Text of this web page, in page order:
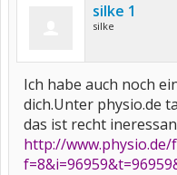
silke 1
silke
Ich habe auch noch
dich.Unter physio.de
das ist recht
http://